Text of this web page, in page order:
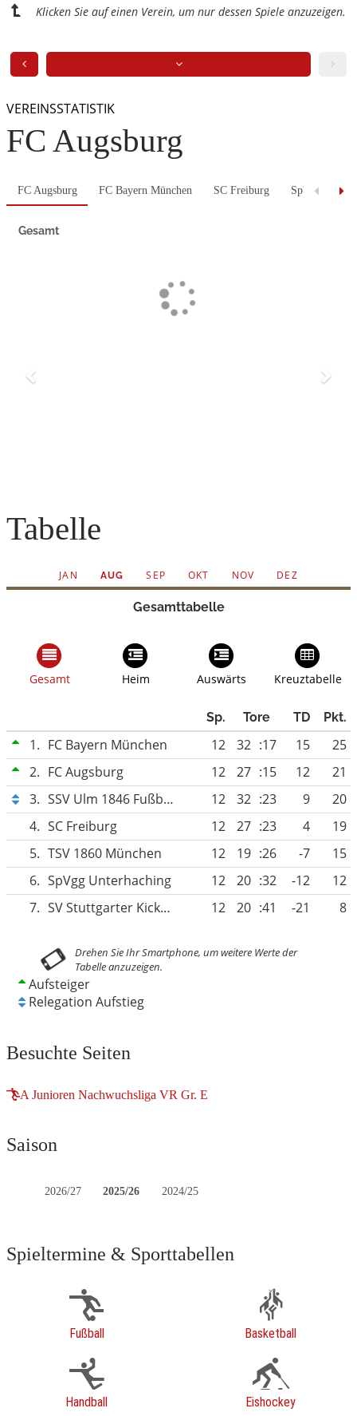
Klicken Sie auf einen Verein, um nur dessen Spiele anzuzeigen.
VEREINSSTATISTIK
FC Augsburg
FC Augsburg FC Bayern München SC Freiburg SpVgg
Gesamt
Tabelle
JAN AUG SEP OKT NOV DEZ
Gesamttabelle
Gesamt Heim Auswärts Kreuztabelle
Sp. Tore TD Pkt.
1. FC Bayern München 12 32 :17 15
25
2. FC Augsburg 12 27 :15 12
21
3.
SSV Ulm 1846 Fußball 12 32 :23 9
20
4. SC Freiburg 12 27 :23 4
19
5. TSV 1860 München 12 19 :26 -7
15
6. SpVgg Unterhaching 12 20 :32 -12
12
7.
SV Stuttgarter Kickers 12 20 :41 -21 8
Aufsteiger
Relegation Aufstieg
Besuchte Seiten
A Junioren Nachwuchsliga VR Gr. E
Saison
2026/27 2025/26 2024/25
Spieltermine & Sporttabellen
Fußball Basketball
Handball Eishockey